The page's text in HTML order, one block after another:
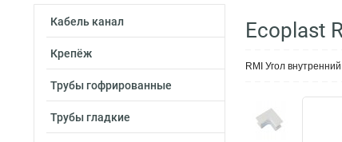
Кабель канал
Крепёж
Трубы гофрированные
Трубы гладкие
Ecoplast
RMI Угол